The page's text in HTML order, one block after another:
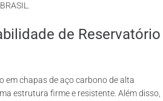
de Reservatório
em chapas de aço carbono de alta
estrutura firme e resistente. Além disso,